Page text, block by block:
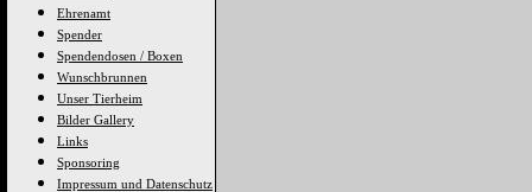
Ehrenamt
Spender
Spendendosen / Boxen
Wunschbrunnen
Unser Tierheim
Bilder Gallery
Links
Sponsoring
Impressum und Datenschutz